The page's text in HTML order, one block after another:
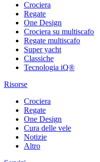
Crociera
Regate
One Design
Crociera su multiscafo
Regate multiscafo
Super yacht
Classiche
Tecnologia iQ®
Risorse
Crociera
Regate
One Design
Cura delle vele
Notizie
Altro